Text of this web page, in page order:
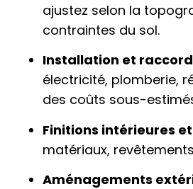
ajustez selon la
contraintes du sol.
Installation et
électricité, plomberie,
des coûts sous-
Finitions intérieures
matériaux,
Aménagements